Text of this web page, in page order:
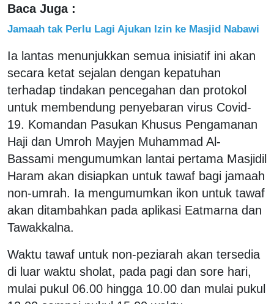
Baca Juga :
Jamaah tak Perlu Lagi Ajukan Izin ke Masjid Nabawi
Ia lantas menunjukkan semua inisiatif ini akan
secara ketat sejalan dengan kepatuhan
terhadap tindakan pencegahan dan protokol
untuk membendung penyebaran virus Covid-
19. Komandan Pasukan Khusus Pengamanan
Haji dan Umroh Mayjen Muhammad Al-
Bassami mengumumkan lantai pertama Masjidil
Haram akan disiapkan untuk tawaf bagi jamaah
non-umrah. Ia mengumumkan ikon untuk tawaf
akan ditambahkan pada aplikasi Eatmarna dan
Tawakkalna.
Waktu tawaf untuk non-peziarah akan tersedia
di luar waktu sholat, pada pagi dan sore hari,
mulai pukul 06.00 hingga 10.00 dan mulai pukul